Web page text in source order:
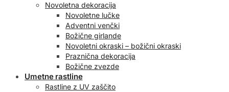
Novoletna dekoracija
Novoletne lučke
Adventni venčki
Božične girlande
Novoletni okraski – božični okraski
Praznična dekoracija
Božične zvezde
Umetne rastline
Rastline z UV zaščito